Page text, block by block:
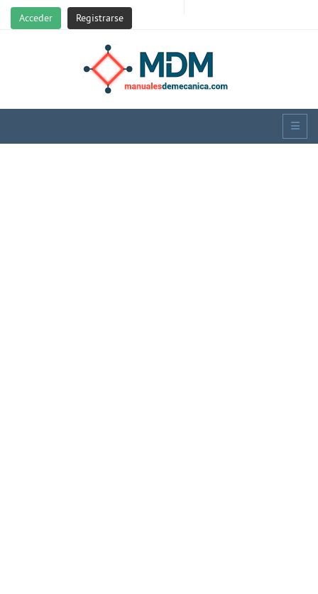
Acceder Registrarse